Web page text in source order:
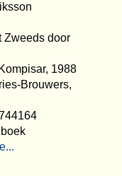
Zweeds door
1988
Brouwers,